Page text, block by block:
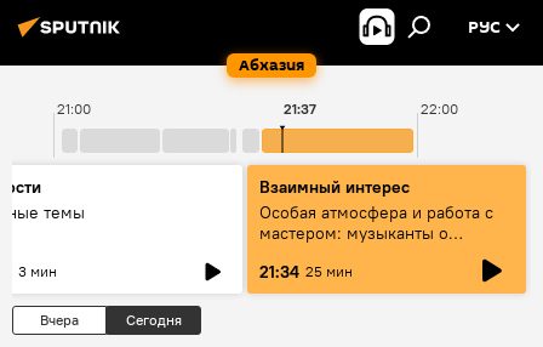
Абхазия
РУС
21:00 22:00
21:37
темы
3 мин
Взаимный интерес
Особая атмосфера и работа с
мастером: музыканты о
21:34 25 мин
Вчера Сегодня